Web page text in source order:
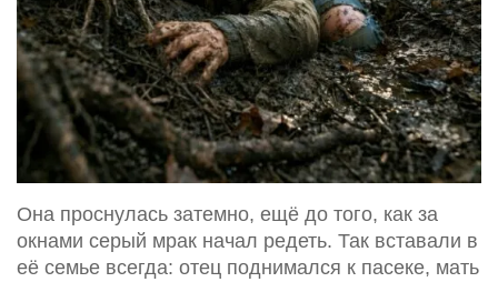
Она проснулась затемно, ещё до того, как за
окнами серый мрак начал редеть. Так вставали в
её семье всегда: отец поднимался к пасеке, мать